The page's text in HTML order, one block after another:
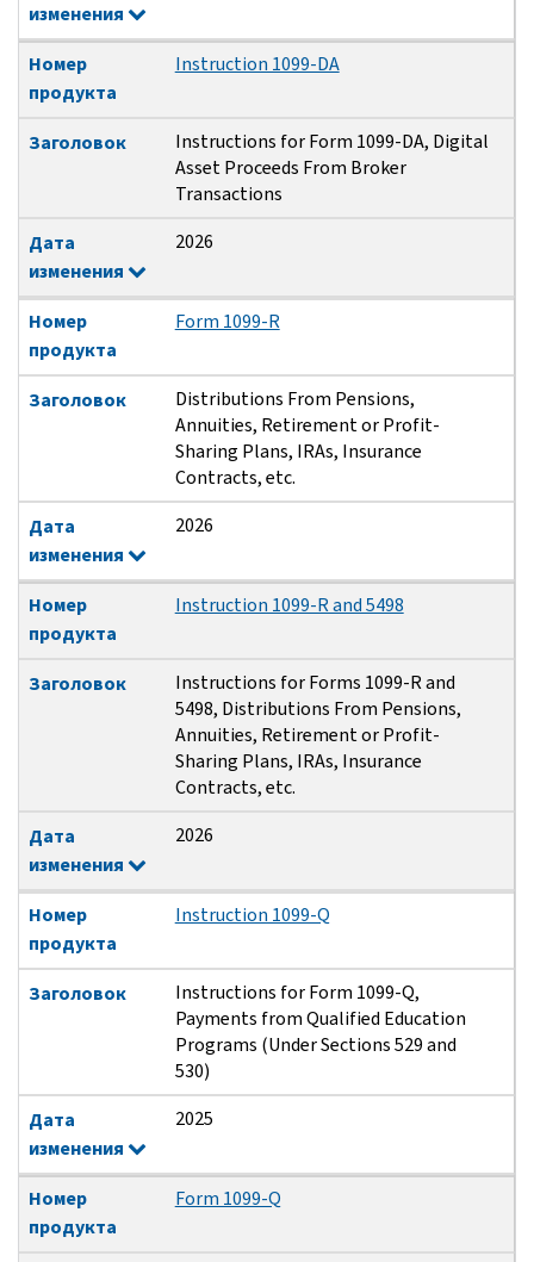
изменения
Номер
продукта
Instruction 1099-DA
Заголовок
Instructions for Form 1099-DA, Digital
Asset Proceeds From Broker
Transactions
Дата
изменения
2026
Номер
продукта
Form 1099-R
Заголовок
Distributions From Pensions,
Annuities, Retirement or Profit-
Sharing Plans, IRAs, Insurance
Contracts, etc.
Дата
изменения
2026
Номер
продукта
Instruction 1099-R and 5498
Заголовок
Instructions for Forms 1099-R and
5498, Distributions From Pensions,
Annuities, Retirement or Profit-
Sharing Plans, IRAs, Insurance
Contracts, etc.
Дата
изменения
2026
Номер
продукта
Instruction 1099-Q
Заголовок
Instructions for Form 1099-Q,
Payments from Qualified Education
Programs (Under Sections 529 and
530)
Дата
изменения
2025
Номер
продукта
Form 1099-Q